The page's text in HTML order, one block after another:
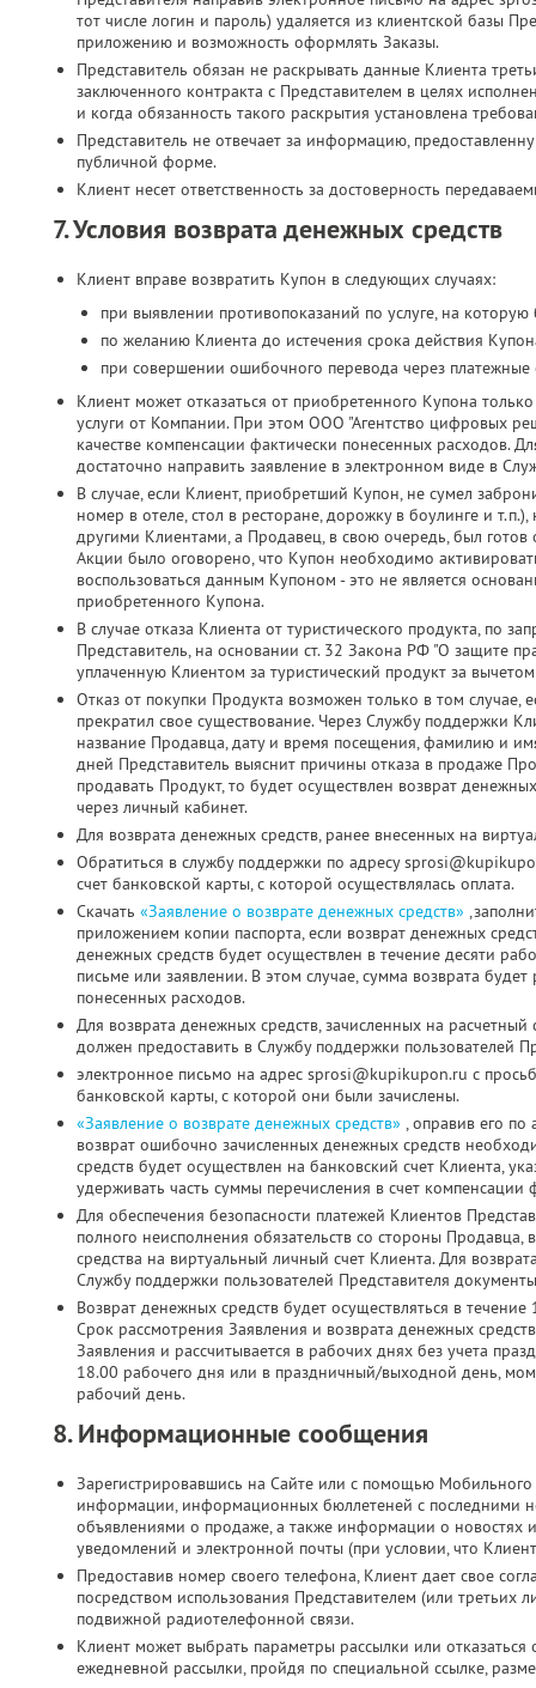
тот числе логин и пароль) удаляется из клиентской базы
приложению и возможность оформлять Заказы.
Представитель обязан не раскрывать данные Клиента
заключенного контракта с Представителем в целях
и когда обязанность такого раскрытия установлена
Представитель не отвечает за информацию,
публичной форме.
Клиент несет ответственность за достоверность
7. Условия возврата денежных средств
Клиент вправе возвратить Купон в следующих случаях:
при выявлении противопоказаний по услуге, на
по желанию Клиента до истечения срока действия
при совершении ошибочного перевода через платежные
Клиент может отказаться от приобретенного Купона
услуги от Компании. При этом ООО "Агентство цифровых
качестве компенсации фактически понесенных расходов.
достаточно направить заявление в электронном виде в
В случае, если Клиент, приобретший Купон, не сумел
номер в отеле, стол в ресторане, дорожку в боулинге и
другими Клиентами, а Продавец, в свою очередь, был готов
Акции было оговорено, что Купон необходимо
воспользоваться данным Купоном - это не является
приобретенного Купона.
В случае отказа Клиента от туристического продукта, по
Представитель, на основании ст. 32 Закона РФ "О защите
уплаченную Клиентом за туристический продукт за
Отказ от покупки Продукта возможен только в том
прекратил свое существование. Через Службу поддержки
название Продавца, дату и время посещения, фамилию и
дней Представитель выяснит причины отказа в продаже
продавать Продукт, то будет осуществлен возврат
через личный кабинет.
Для возврата денежных средств, ранее внесенных на
Обратиться в службу поддержки по адресу
счет банковской карты, с которой осуществлялась оплата.
Скачать «Заявление о возврате денежных средств»
приложением копии паспорта, если возврат денежных
денежных средств будет осуществлен в течение десяти
письме или заявлении. В этом случае, сумма возврата
понесенных расходов.
Для возврата денежных средств, зачисленных на
должен предоставить в Службу поддержки пользователей
электронное письмо на адрес sprosi@kupikupon.ru с
банковской карты, с которой они были зачислены.
«Заявление о возврате денежных средств» , оправив его
возврат ошибочно зачисленных денежных средств
средств будет осуществлен на банковский счет Клиента,
удерживать часть суммы перечисления в счет компенсации
Для обеспечения безопасности платежей Клиентов
полного неисполнения обязательств со стороны
средства на виртуальный личный счет Клиента. Для
Службу поддержки пользователей Представителя
Возврат денежных средств будет осуществляться в
Срок рассмотрения Заявления и возврата денежных
Заявления и рассчитывается в рабочих днях без учета
18.00 рабочего дня или в праздничный/выходной день,
рабочий день.
8. Информационные сообщения
Зарегистрировавшись на Сайте или с помощью
информации, информационных бюллетеней с последними
объявлениями о продаже, а также информации о новостях
уведомлений и электронной почты (при условии, что
Предоставив номер своего телефона, Клиент дает свое
посредством использования Представителем (или
подвижной радиотелефонной связи.​
Клиент может выбрать параметры рассылки или
ежедневной рассылки, пройдя по специальной ссылке,